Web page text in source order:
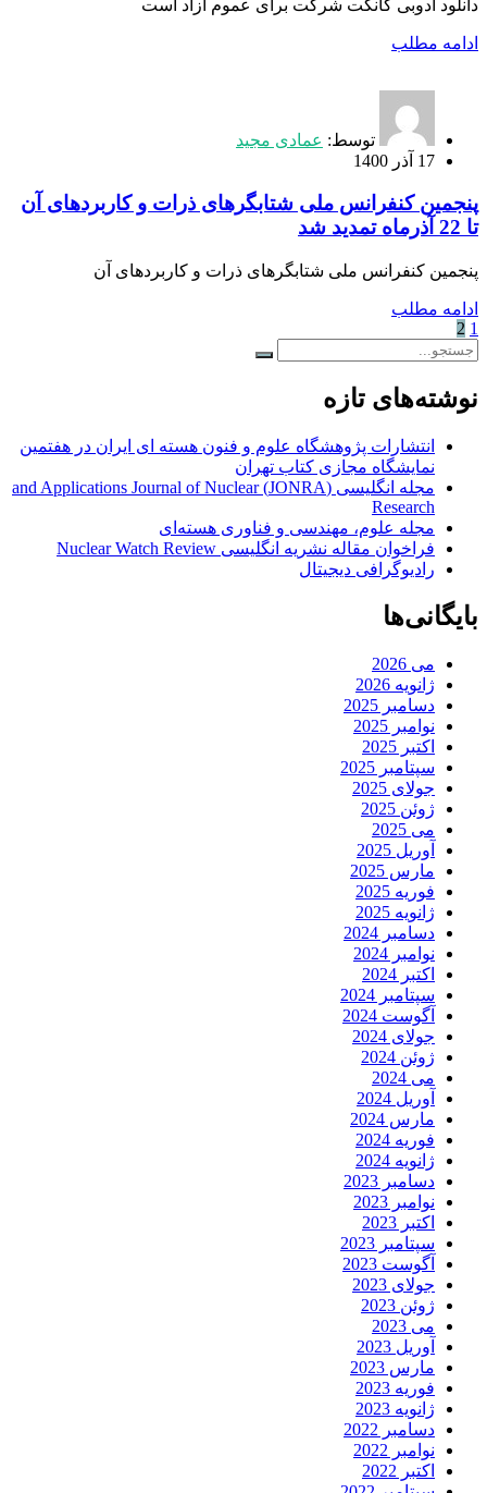
دانلود ادوبی کانکت شرکت برای عموم آزاد است
ادامه مطلب
توسط: عمادی مجید
17 آذر 1400
پنجمین کنفرانس ملی شتابگرهای ذرات و کاربردهای آن
تا 22 آذرماه تمدید شد
پنجمین کنفرانس ملی شتابگرهای ذرات و کاربردهای آن
ادامه مطلب
1
2
نوشته‌های تازه
انتشارات پژوهشگاه علوم و فنون هسته ای ایران در هفتمین
نمایشگاه مجازی کتاب تهران
مجله انگلیسی (JONRA) and Applications Journal of Nuclear
Research
مجله علوم، مهندسی و فناوری هسته‌ای
فراخوان مقاله نشریه انگلیسی Nuclear Watch Review
رادیوگرافی دیجیتال
بایگانی‌ها
می 2026
ژانویه 2026
دسامبر 2025
نوامبر 2025
اکتبر 2025
سپتامبر 2025
جولای 2025
ژوئن 2025
می 2025
آوریل 2025
مارس 2025
فوریه 2025
ژانویه 2025
دسامبر 2024
نوامبر 2024
اکتبر 2024
سپتامبر 2024
آگوست 2024
جولای 2024
ژوئن 2024
می 2024
آوریل 2024
مارس 2024
فوریه 2024
ژانویه 2024
دسامبر 2023
نوامبر 2023
اکتبر 2023
سپتامبر 2023
آگوست 2023
جولای 2023
ژوئن 2023
می 2023
آوریل 2023
مارس 2023
فوریه 2023
ژانویه 2023
دسامبر 2022
نوامبر 2022
اکتبر 2022